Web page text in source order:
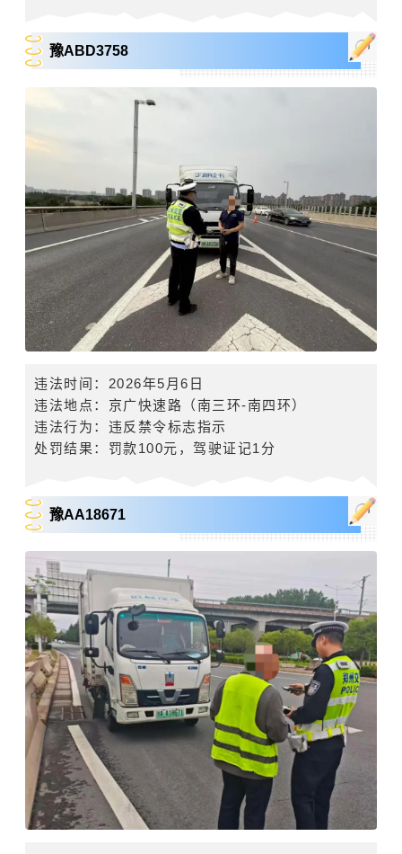
豫ABD3758
违法时间 ： 2026年5 月 6 日
违法地点： 京广快速路 （南三环-南四环）
违法行为：违反禁令标志指示
处罚结果：罚款100元，驾驶证记1 分
豫AA18671